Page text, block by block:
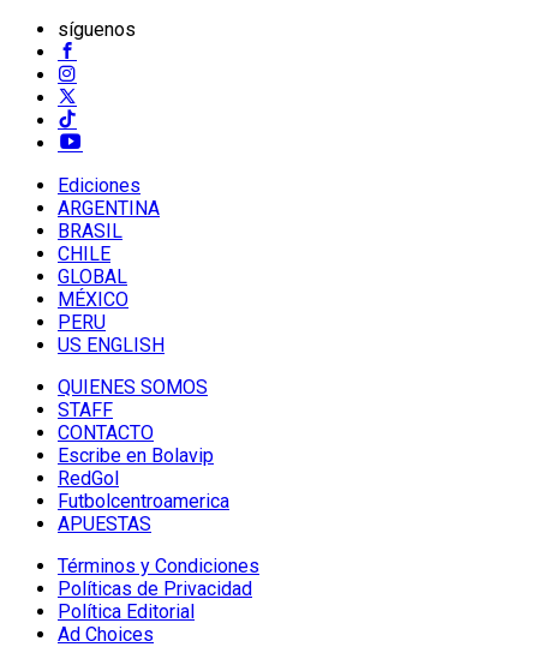
síguenos
Ediciones
ARGENTINA
BRASIL
CHILE
GLOBAL
MÉXICO
PERU
US ENGLISH
QUIENES SOMOS
STAFF
CONTACTO
Escribe en Bolavip
RedGol
Futbolcentroamerica
APUESTAS
Términos y Condiciones
Políticas de Privacidad
Política Editorial
Ad Choices